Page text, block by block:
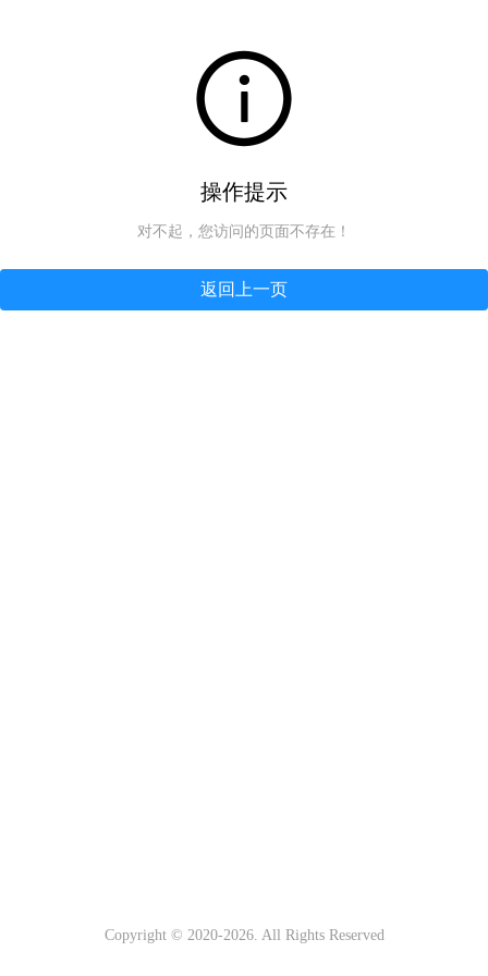
操作提示
对不起，您访问的页面不存在！
返回上一页
Copyright © 2020-2026. All Rights Reserved